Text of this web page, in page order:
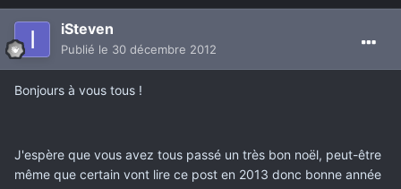
iSteven
Publié le 30 décembre 2012
Bonjours à vous tous !
J'espère que vous avez tous passé un très bon noël, peut-être
même que certain vont lire ce post en 2013 donc bonne année